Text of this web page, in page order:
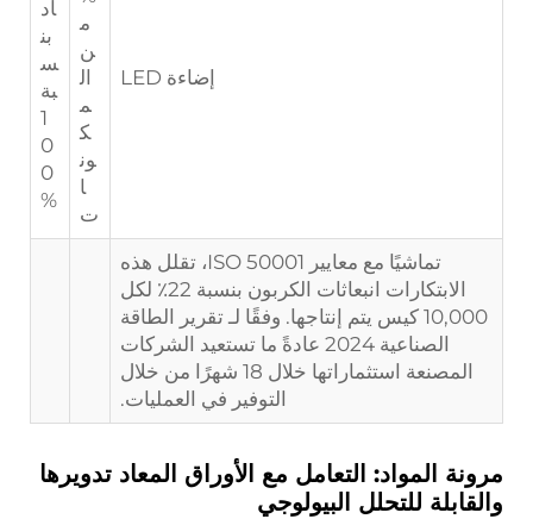
إضاءة LED
م
ن
ال
م
ك
ون
ا
ت
اد
بن
س
بة
1
0
0
%
تماشيًا مع معايير ISO 50001، تقلل هذه
الابتكارات انبعاثات الكربون بنسبة 22٪ لكل
10,000 كيس يتم إنتاجها. وفقًا لـ
تقرير الطاقة
الصناعية 2024
عادةً ما تستعيد الشركات
المصنعة استثماراتها خلال 18 شهرًا من خلال
التوفير في العمليات.
مرونة المواد: التعامل مع الأوراق المعاد تدويرها
والقابلة للتحلل البيولوجي